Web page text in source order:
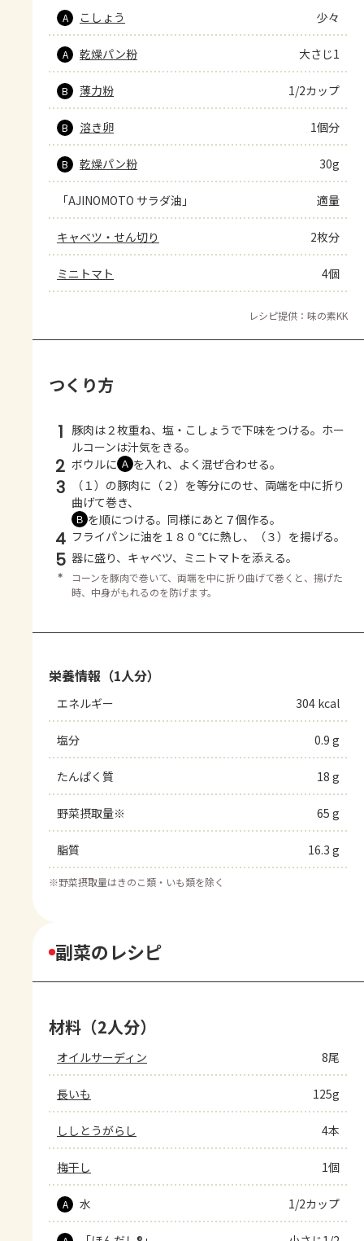
A こしょう 少々
A 乾燥パン粉 大さじ1
B 薄力粉 1/2カップ
B 溶き卵 1個分
B 乾燥パン粉 30g
「AJINOMOTO サラダ油」 適量
キャベツ・せん切り 2枚分
ミニトマト 4個
レシピ提供：味の素KK
つくり方
1 豚肉は２枚重ね、塩・こしょうで下味をつける。ホー
ルコーンは汁気をきる。
2 ボウルに Ａ を入れ、よく混ぜ合わせる。
3
（１）の豚肉に（２）を等分にのせ、両端を中に折り
曲げて巻き、
Ｂ を順につける。同様にあと７個作る。
4 フライパンに油を１８０℃に熱し、（３）を揚げる。
5 器に盛り、キャベツ、ミニトマトを添える。
＊
コーンを豚肉で巻いて、両端を中に折り曲げて巻くと、揚げた
時、中身がもれるのを防げます。
栄養情報（1人分）
エネルギー 304 kcal
塩分 0.9 g
たんぱく質 18 g
野菜摂取量※ 65 g
脂質 16.3 g
※野菜摂取量はきのこ類・いも類を除く
副菜のレシピ
材料（2人分）
オイルサーディン 8尾
長いも 125g
ししとうがらし 4本
梅干し 1個
A 水 1/2カップ